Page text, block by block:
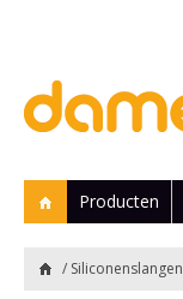
Producten
/